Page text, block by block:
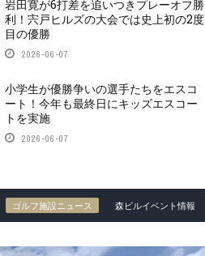
岩田寛が6打差を追いつきプレーオフ勝
利！宍戸ヒルズの大会では史上初の2度
目の優勝
2026-06-07
小学生が優勝争いの選手たちをエスコ
ート！今年も最終日にキッズエスコー
トを実施
2026-06-07
ゴルフ施設ニュース 森ビルイベント情報